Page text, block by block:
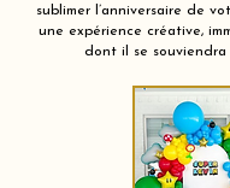
sublimer l’anniversaire de
une expérience créative,
dont il se souviendra